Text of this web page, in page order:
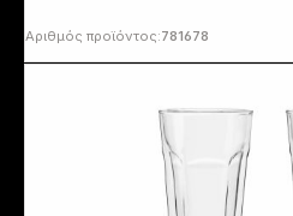
Αριθμός προϊόντος:781678